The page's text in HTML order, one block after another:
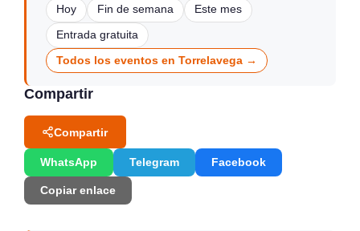
Hoy Fin de semana Este mes
Entrada gratuita
Todos los eventos en Torrelavega →
Compartir
Compartir
WhatsApp Telegram Facebook
Copiar enlace